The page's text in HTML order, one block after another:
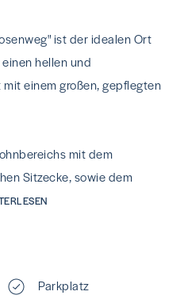
ist der idealen Ort
hellen und
einem großen, gepflegten
mit dem
Sitzecke, sowie dem
Parkplatz